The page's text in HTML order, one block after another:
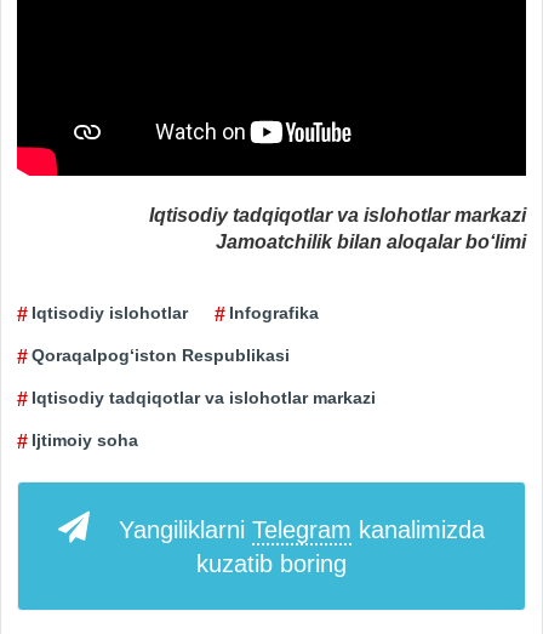
Iqtisodiy tadqiqotlar va islohotlar markazi
Jamoatchilik bilan aloqalar bo‘limi
Iqtisodiy islohotlar Infografika
Qoraqalpog‘iston Respublikasi
Iqtisodiy tadqiqotlar va islohotlar markazi
Ijtimoiy soha
Yangiliklarni Telegram kanalimizda
kuzatib boring